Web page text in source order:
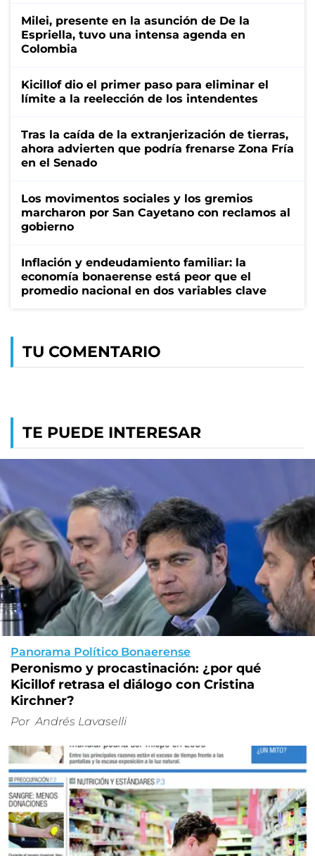
Milei, presente en la asunción de De la
Espriella, tuvo una intensa agenda en
Colombia
Kicillof dio el primer paso para eliminar el
límite a la reelección de los intendentes
Tras la caída de la extranjerización de tierras,
ahora advierten que podría frenarse Zona Fría
en el Senado
Los movimentos sociales y los gremios
marcharon por San Cayetano con reclamos al
gobierno
Inflación y endeudamiento familiar: la
economía bonaerense está peor que el
promedio nacional en dos variables clave
TU COMENTARIO
TE PUEDE INTERESAR
Panorama Político Bonaerense
Peronismo y procastinación: ¿por qué
Kicillof retrasa el diálogo con Cristina
Kirchner?
Por Andrés Lavaselli